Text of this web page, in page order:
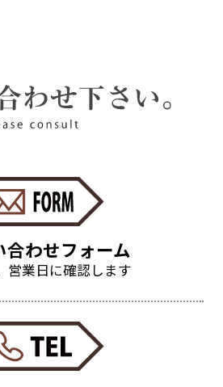
い状態で開示する場合
の管理につきましては適
個人情報の外部への流出
リシーの変更
の取得、範囲、また利用
た場合には、当社WEB
情報を公開いたします。
合わせフォーム
営業日に確認します